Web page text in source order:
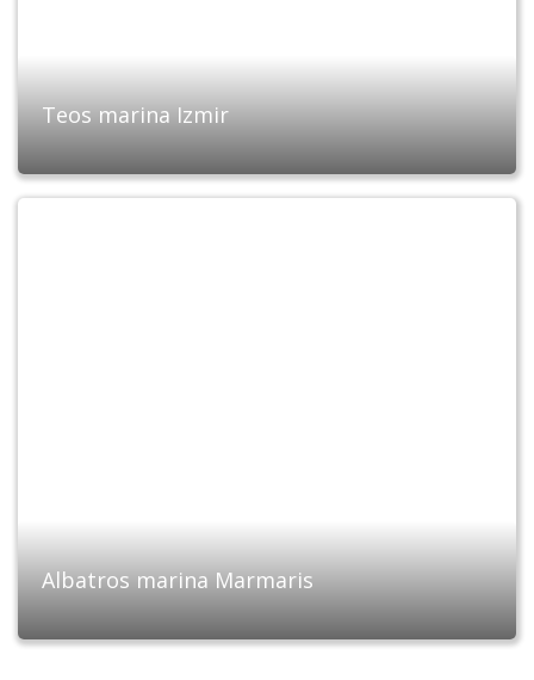
Teos marina Izmir
Albatros marina Marmaris